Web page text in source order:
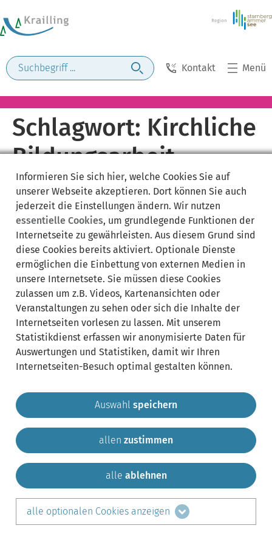
Kontakt Menü
Schlagwort: Kirchliche
Bildungsarbeit
Gemeinde Krailling Impressum
Sitemap
Kontakt
teilen auf:
LinkedIn
Informieren Sie sich hier, welche Cookies Sie auf
unserer Webseite akzeptieren. Dort können Sie auch
jederzeit die Einstellungen ändern. Wir nutzen
essentielle Cookies, um grundlegende Funktionen der
Internetseite zu gewährleisten. Aus diesem Grund sind
diese Cookies bereits aktiviert. Optionale Dienste
ermöglichen die Einbettung von externen Medien in
unsere Internetsete. Sie müssen diese Cookies
zulassen um z.B. Videos, Kartenansichten oder
Veranstaltungen zu sehen oder sich die Inhalte der
Internetseiten vorlesen zu lassen. Mit unserem
Statistikdienst erfassen wir anonymisierte Daten für
Auswertungen und Statistiken, damit wir Ihren
Internetseiten-Besuch optimal gestalten können.
Auswahl speichern
allen zustimmen
alle ablehnen
alle optionalen Cookies anzeigen